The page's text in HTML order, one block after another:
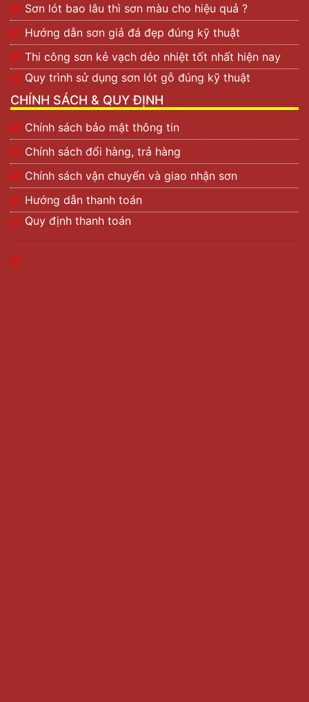
Sơn lót bao lâu thì sơn màu cho hiệu quả ?
Hướng dẫn sơn giả đá đẹp đúng kỹ thuật
Thi công sơn kẻ vạch dẻo nhiệt tốt nhất hiện nay
Quy trình sử dụng sơn lót gỗ đúng kỹ thuật
CHÍNH SÁCH & QUY ĐỊNH
Chính sách bảo mật thông tin
Chính sách đổi hàng, trả hàng
Chính sách vận chuyển và giao nhận sơn
Hướng dẫn thanh toán
Quy định thanh toán